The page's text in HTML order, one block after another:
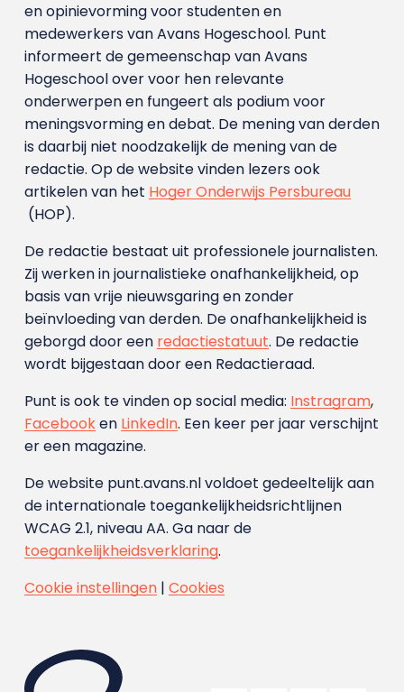
en opinievorming voor studenten en
medewerkers van Avans Hoge­school. Punt
informeert de gemeenschap van Avans
Hogeschool over voor hen relevante
onderwerpen en fungeert als podium voor
meningsvorming en debat. De mening van derden
is daarbij niet noodzakelijk de mening van de
redactie. Op de website vinden lezers ook
artikelen van het Hoger Onderwijs Persbureau
(HOP).
De redactie bestaat uit professionele journalisten.
Zij werken in journalistieke onafhankelijkheid, op
basis van vrije nieuwsgaring en zonder
beïnvloeding van derden. De onafhankelijkheid is
geborgd door een redactiestatuut. De redactie
wordt bijgestaan door een Redactieraad.
Punt is ook te vinden op social media: Instragram,
Facebooken LinkedIn. Een keer per jaar verschijnt
er een magazine.
De website punt.avans.nl voldoet gedeeltelijk aan
de internationale toegankelijkheidsrichtlijnen
WCAG 2.1, niveau AA. Ga naar de
toegankelijkheidsverklaring.
Cookie instellingen| Cookies